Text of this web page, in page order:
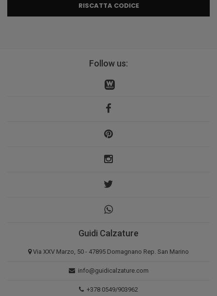
RISCATTA CODICE
Follow us:
Guidi Calzature
Via XXV Marzo, 50 - 47895 Domagnano Rep. San Marino
info@guidicalzature.com
+378 0549/903962